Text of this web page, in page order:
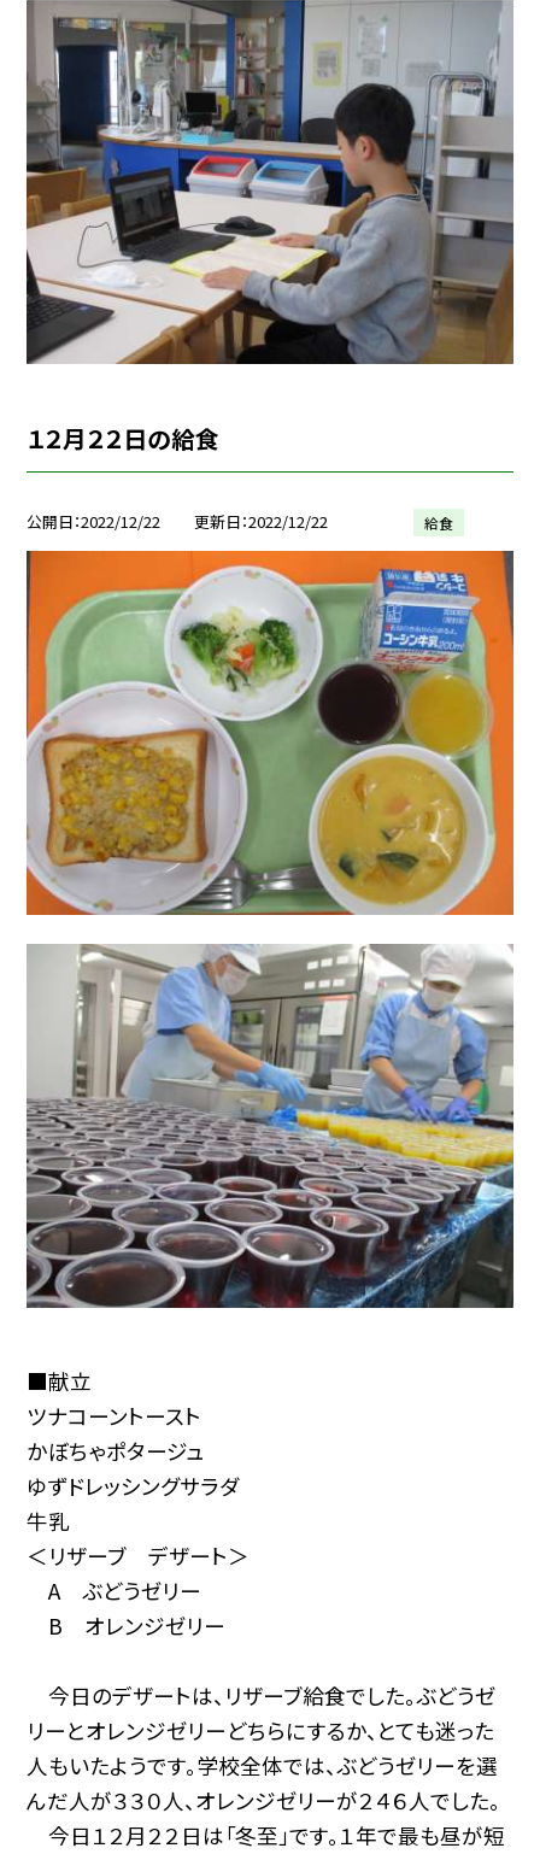
１２月２２日の給食
公開日 2022/12/22 更新日 2022/12/22 給食
■献立
ツナコーントースト
かぼちゃポタージュ
ゆずドレッシングサラダ
牛乳
＜リザーブ デザート＞
A ぶどうゼリー
B オレンジゼリー
今日のデザートは、リザーブ給食でした。ぶどうゼ
リーとオレンジゼリーどちらにするか、とても迷った
人もいたようです。学校全体では、ぶどうゼリーを選
んだ人が３３０人、オレンジゼリーが２４６人でした。
今日１２月２２日は「冬至」です。１年で最も昼が短